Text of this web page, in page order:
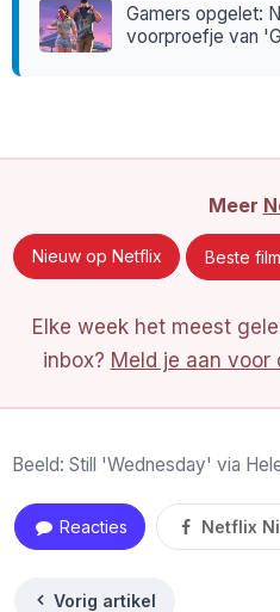
Gamers opgelet:
voorproefje van
Meer
Nieuw op Netflix Beste
Elke week het meest
inbox? Meld je aan
Beeld: Still 'Wednesday' via
Reacties Netflix
Vorig artikel